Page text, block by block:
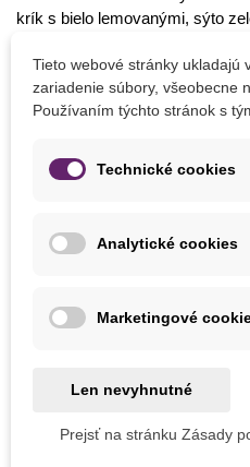
krík s bielo lemovanými, sýto
Náš tip:Fikus lesklý si poradí i
prostriedkov, ktoré obsahujú
Čo vysievať v
Reďkovka
A po celý rok môžete doma na
rastliny– skúste si zo semienka
Tieto webové stránky ukladajú
zariadenie súbory, všeobecne
Používaním týchto stránok s
Technické cookies
Analytické cookies
Marketingové
Len nevyhnutné
Prejsť na stránku Zásady